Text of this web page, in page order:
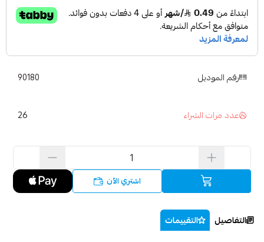
رقم الموديل 90180
عدد مرات الشراء 26
اشتري الآن
التفاصيل التقييمات